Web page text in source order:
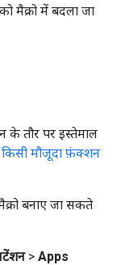
मैक्रो में बदला जा
तौर पर इस्तेमाल
किसी मौजूदा फ़ंक्शन
बनाए जा सकते
> Apps